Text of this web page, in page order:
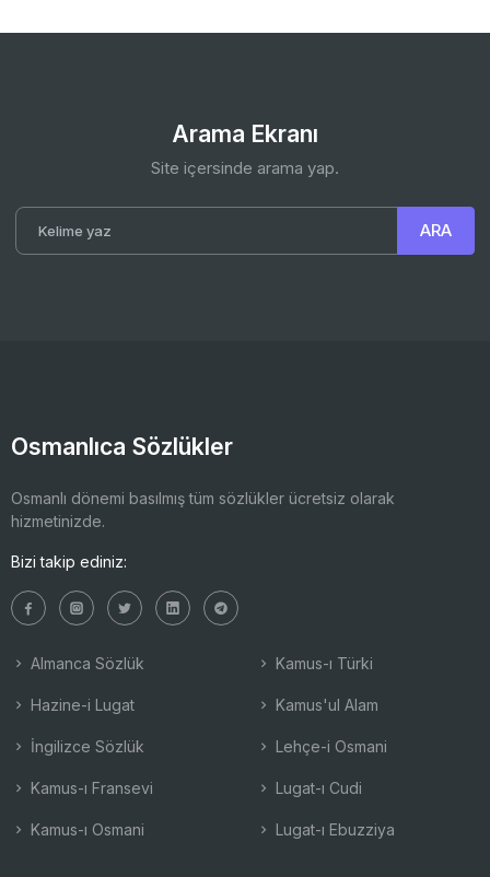
Arama Ekranı
Site içersinde arama yap.
Osmanlıca Sözlükler
Osmanlı dönemi basılmış tüm sözlükler ücretsiz olarak
hizmetinizde.
Bizi takip ediniz:
Almanca Sözlük
Hazine-i Lugat
İngilizce Sözlük
Kamus-ı Fransevi
Kamus-ı Osmani
Kamus-ı Türki
Kamus'ul Alam
Lehçe-i Osmani
Lugat-ı Cudi
Lugat-ı Ebuzziya